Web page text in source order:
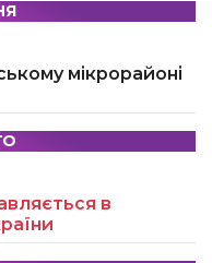
мікрорайоні
в